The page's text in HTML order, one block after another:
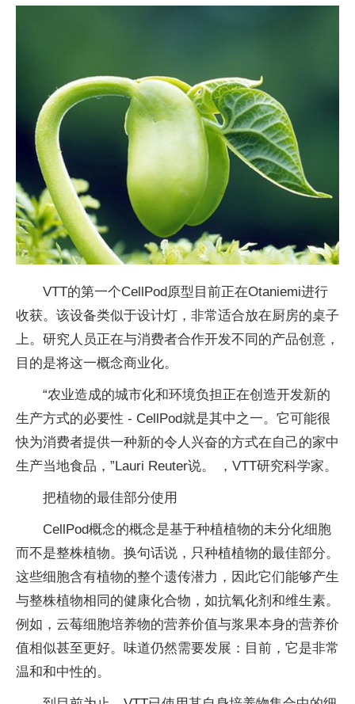
VTT的第一个CellPod原型目前正在Otaniemi进行
收获。该设备类似于设计灯，非常适合放在厨房的桌子
上。研究人员正在与消费者合作开发不同的产品创意，
目的是将这一概念商业化。
“农业造成的城市化和环境负担正在创造开发新的
生产方式的必要性 - CellPod就是其中之一。它可能很
快为消费者提供一种新的令人兴奋的方式在自己的家中
生产当地食品，”Lauri Reuter说。 ，VTT研究科学家。
把植物的最佳部分使用
CellPod概念的概念是基于种植植物的未分化细胞
而不是整株植物。换句话说，只种植植物的最佳部分。
这些细胞含有植物的整个遗传潜力，因此它们能够产生
与整株植物相同的健康化合物，如抗氧化剂和维生素。
例如，云莓细胞培养物的营养价值与浆果本身的营养价
值相似甚至更好。味道仍然需要发展：目前，它是非常
温和和中性的。